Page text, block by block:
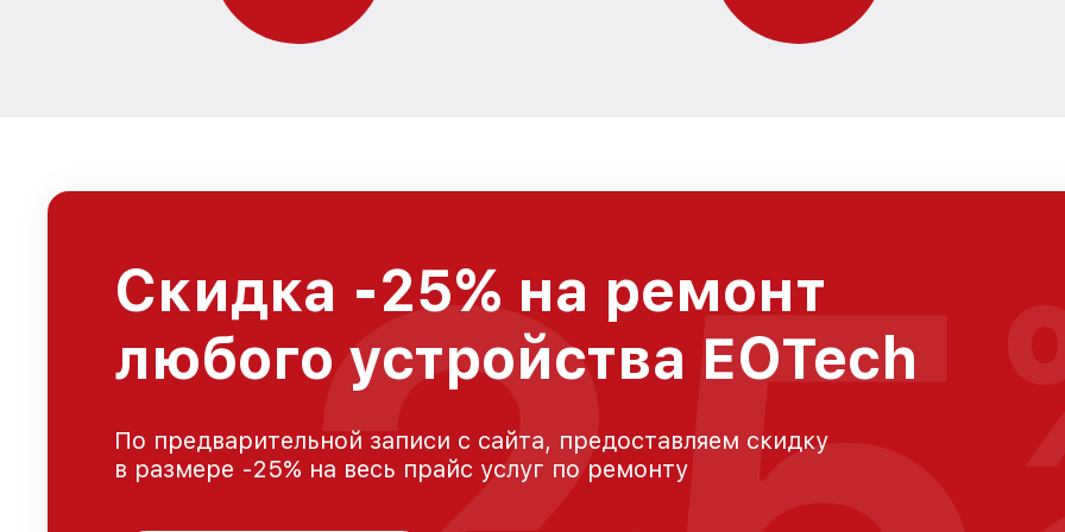
Скидка -25% на ремонт
любого устройства EOTech
По предварительной записи с сайта, предоставляем скидку
в размере -25% на весь прайс услуг по ремонту